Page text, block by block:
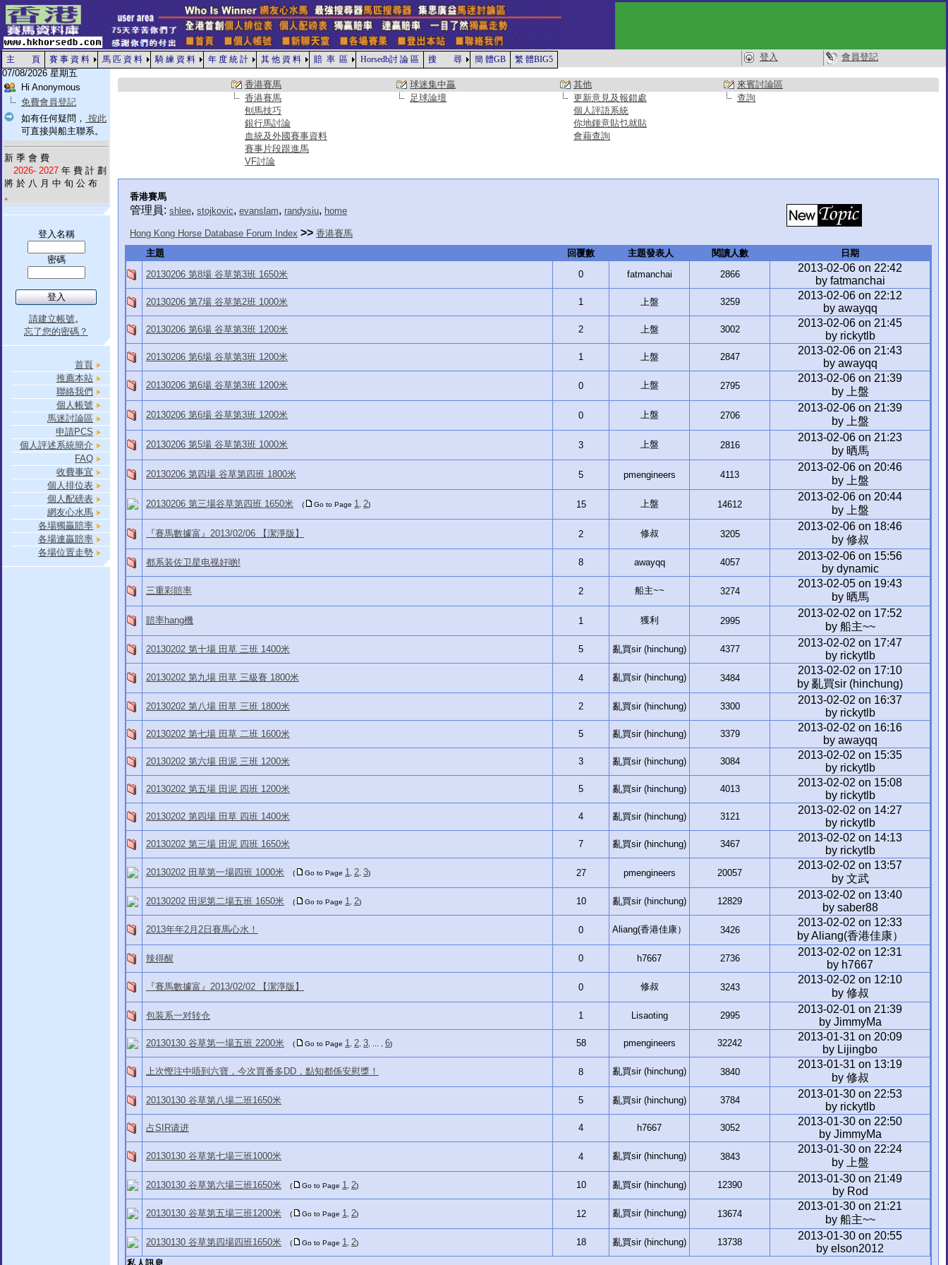
主 頁 賽 事 資 料 馬 匹 資 料 騎 練 資 料 年 度 統 計 其 他 資 料 賠 率 區 Horsedb討 論 區 搜 尋 簡 體GB 繁 體BIG5 登入
會員登記
07/08/2026 星期五
Hi Anonymous
免費會員登記
如有任何疑問， 按此
可直接與船主聯系。
新 季 會 費
2026- 2027 年 費 計 劃
將 於 八 月 中 旬 公 布
。
登入名稱
密碼
請建立帳號。
忘了您的密碼？
首頁
推薦本站
聯絡我們
個人帳號
馬迷討論區
申請PCS
個人評述系統簡介
FAQ
收費事宜
個人排位表
個人配磅表
網友心水馬
各場獨贏賠率
各場連贏賠率
各場位置走勢
香港賽馬 球迷集中贏 其他
來賓討論區
香港賽馬
足球論壇 更新意見及報錯處
查詢
刨馬技巧
個人評語系統
銀行馬討論
你地鍾意貼乜就貼
血統及外國賽事資料
會藉查詢
賽事片段跟進馬
VF討論
香港賽馬
管理員: shlee, stojkovic, evanslam, randysiu, home
Hong Kong Horse Database Forum Index >> 香港賽馬
主題
回覆數 主題發表人 閱讀人數
日期
20130206 第8場 谷草第3班 1650米
0 fatmanchai 2866
2013-02-06 on 22:42
by fatmanchai
20130206 第7場 谷草第2班 1000米 1 上盤 3259
2013-02-06 on 22:12
by awayqq
20130206 第6場 谷草第3班 1200米 2 上盤 3002
2013-02-06 on 21:45
by rickytlb
20130206 第6場 谷草第3班 1200米 1 上盤 2847
2013-02-06 on 21:43
by awayqq
20130206 第6場 谷草第3班 1200米 0 上盤 2795
2013-02-06 on 21:39
by 上盤
20130206 第6場 谷草第3班 1200米 0 上盤 2706
2013-02-06 on 21:39
by 上盤
20130206 第5場 谷草第3班 1000米 3 上盤 2816
2013-02-06 on 21:23
by 晒馬
20130206 第四場 谷草第四班 1800米 5 pmengineers 4113
2013-02-06 on 20:46
by 上盤
20130206 第三場谷草第四班 1650米 ( Go to Page 1 2) 15 上盤 14612
2013-02-06 on 20:44
by 上盤
『賽馬數據富』2013/02/06 【潔淨版】 2 修叔 3205
2013-02-06 on 18:46
by 修叔
都系装佐卫星电视好啲! 8 awayqq 4057
2013-02-06 on 15:56
by dynamic
三重彩賠率 2 船主~~ 3274
2013-02-05 on 19:43
by 晒馬
賠率hang機 1 獲利 2995
2013-02-02 on 17:52
by 船主~~
20130202 第十場 田草 三班 1400米 5 亂買sir (hinchung) 4377
2013-02-02 on 17:47
by rickytlb
20130202 第九場 田草 三級賽 1800米 4 亂買sir (hinchung) 3484
2013-02-02 on 17:10
by 亂買sir (hinchung)
20130202 第八場 田草 三班 1800米 2 亂買sir (hinchung) 3300
2013-02-02 on 16:37
by rickytlb
20130202 第七場 田草 二班 1600米 5 亂買sir (hinchung) 3379
2013-02-02 on 16:16
by awayqq
20130202 第六場 田泥 三班 1200米 3 亂買sir (hinchung) 3084
2013-02-02 on 15:35
by rickytlb
20130202 第五場 田泥 四班 1200米 5 亂買sir (hinchung) 4013
2013-02-02 on 15:08
by rickytlb
20130202 第四場 田草 四班 1400米 4 亂買sir (hinchung) 3121
2013-02-02 on 14:27
by rickytlb
20130202 第三場 田泥 四班 1650米 7 亂買sir (hinchung) 3467
2013-02-02 on 14:13
by rickytlb
20130202 田草第一場四班 1000米 ( Go to Page 1 2 3) 27 pmengineers 20057
2013-02-02 on 13:57
by 文武
20130202 田泥第二場五班 1650米 ( Go to Page 1 2) 10 亂買sir (hinchung) 12829
2013-02-02 on 13:40
by saber88
2013年年2月2日賽馬心水！ 0 Aliang(香港佳康） 3426
2013-02-02 on 12:33
by Aliang(香港佳康）
辣得醒 0 h7667 2736
2013-02-02 on 12:31
by h7667
『賽馬數據富』2013/02/02 【潔淨版】 0 修叔 3243
2013-02-02 on 12:10
by 修叔
包装系一对转仓 1 Lisaoting 2995
2013-02-01 on 21:39
by JimmyMa
20130130 谷草第一場五班 2200米 ( Go to Page 1 2 3 6) 58 pmengineers 32242
2013-01-31 on 20:09
by Lijingbo
上次慳注中唔到六寶，今次買番多DD，點知都係安慰獎！ 8 亂買sir (hinchung) 3840
2013-01-31 on 13:19
by 修叔
20130130 谷草第八場二班1650米 5 亂買sir (hinchung) 3784
2013-01-30 on 22:53
by rickytlb
占SIR请进 4 h7667 3052
2013-01-30 on 22:50
by JimmyMa
20130130 谷草第七場三班1000米 4 亂買sir (hinchung) 3843
2013-01-30 on 22:24
by 上盤
20130130 谷草第六場三班1650米 ( Go to Page 1 2) 10 亂買sir (hinchung) 12390
2013-01-30 on 21:49
by Rod
20130130 谷草第五場三班1200米 ( Go to Page 1 2) 12 亂買sir (hinchung) 13674
2013-01-30 on 21:21
by 船主~~
20130130 谷草第四場四班1650米 ( Go to Page 1 2) 18 亂買sir (hinchung) 13738
2013-01-30 on 20:55
by elson2012